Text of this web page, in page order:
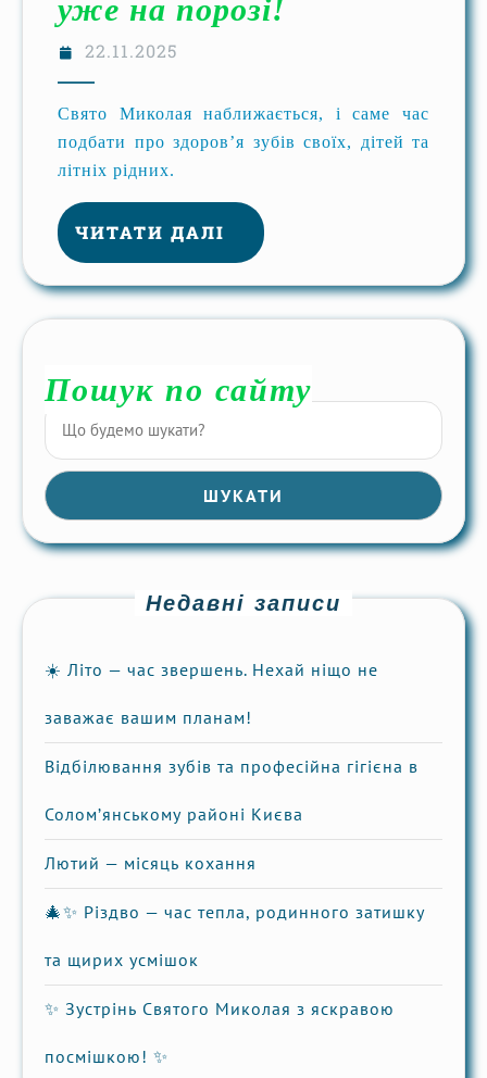
уже на порозі!
22.11.2025
Свято Миколая наближається, і саме час
подбати про здоров’я зубів своїх, дітей та
літніх рідних.
ЧИТАТИ ДАЛІ
Пошук по сайту
ШУКАТИ
Недавні записи
☀️ Літо — час звершень. Нехай ніщо не
заважає вашим планам!
Відбілювання зубів та професійна гігієна в
Солом’янському районі Києва
Лютий — місяць кохання
🎄✨ Різдво — час тепла, родинного затишку
та щирих усмішок
✨ Зустрінь Святого Миколая з яскравою
посмішкою! ✨